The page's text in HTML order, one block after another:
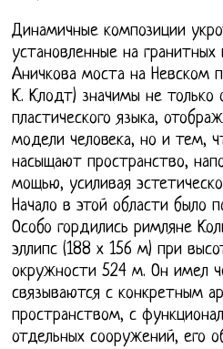
Динамичные композиции
установленные на
Аничкова моста на Невском
К. Клодт) значимы не только
пластического языка,
модели человека, но и тем,
насыщают пространство,
мощью, усиливая
Начало в этой области было
Особо гордились римляне
эллипс (188 х 156 м) при
окружности 524 м. Он имел
связываются с конкретным
пространством, с
отдельных сооружений, его